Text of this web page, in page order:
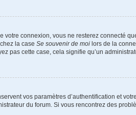
votre connexion, vous ne resterez connecté
la case Se souvenir de moi lors de la
pas cette case, cela signifie qu’un
vos paramètres d’authentification et
du forum. Si vous rencontrez des